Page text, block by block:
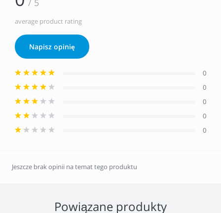
/ 5
average product rating
Napisz opinię
0
0
0
0
0
Jeszcze brak opinii na temat tego produktu
Powiązane produkty